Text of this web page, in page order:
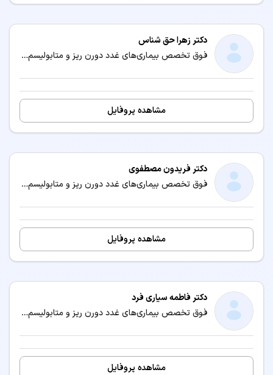
دکتر زهرا حق شناس
فوق تخصص بیماری‌های غدد دورن ریز و متابولیسم کودکان (اندوکرینولوژی کودکان) / متخصص بیماری‌های کودکان و نوزادان
مشاهده پروفایل
دکتر فریدون مصطفوی
فوق تخصص بیماری‌های غدد دورن ریز و متابولیسم کودکان (اندوکرینولوژی کودکان) / متخصص بیماری‌های کودکان و نوزادان
مشاهده پروفایل
دکتر فاطمه سیاری فرد
فوق تخصص بیماری‌های غدد دورن ریز و متابولیسم کودکان (اندوکرینولوژی کودکان) / متخصص بیماری‌های کودکان و نوزادان
مشاهده پروفایل